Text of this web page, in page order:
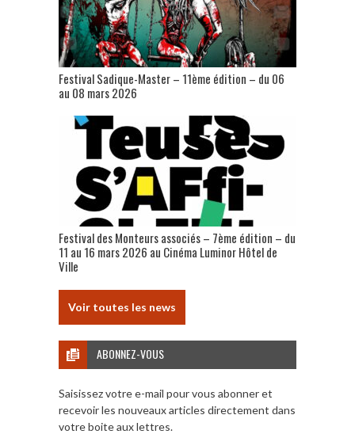
Festival Sadique-Master – 11ème édition – du 06
au 08 mars 2026
Festival des Monteurs associés – 7ème édition – du
11 au 16 mars 2026 au Cinéma Luminor Hôtel de
Ville
Voir toutes les news
ABONNEZ-VOUS
Saisissez votre e-mail pour vous abonner et
recevoir les nouveaux articles directement dans
votre boite aux lettres.